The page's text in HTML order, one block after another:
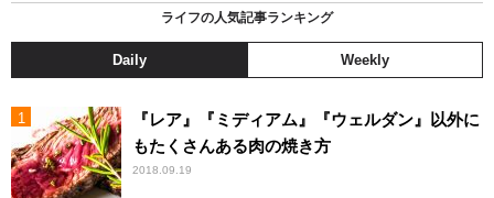
ライフの人気記事ランキング
Daily Weekly
『レア』『ミディアム』『ウェルダン』以外に
もたくさんある肉の焼き方
2018.09.19